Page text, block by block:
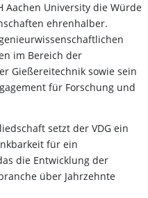
Aachen University die Würde
ehrenhalber.
im Bereich der
Gießereitechnik sowie sein
für Forschung und
setzt der VDG ein
für ein
die Entwicklung der
über Jahrzehnte